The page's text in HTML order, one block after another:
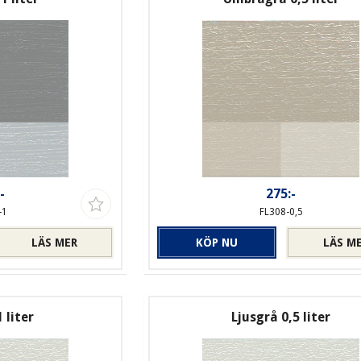
LÄS MER
275:-
FL308-0,5
LÄS
KÖP NU
liter Ljusgrå 0,5 liter